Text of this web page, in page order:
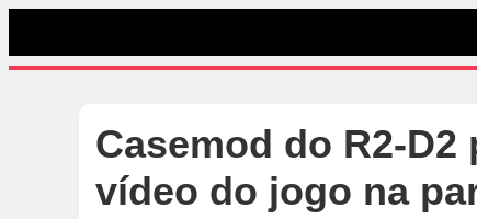
Casemod do R2-
vídeo do jogo na